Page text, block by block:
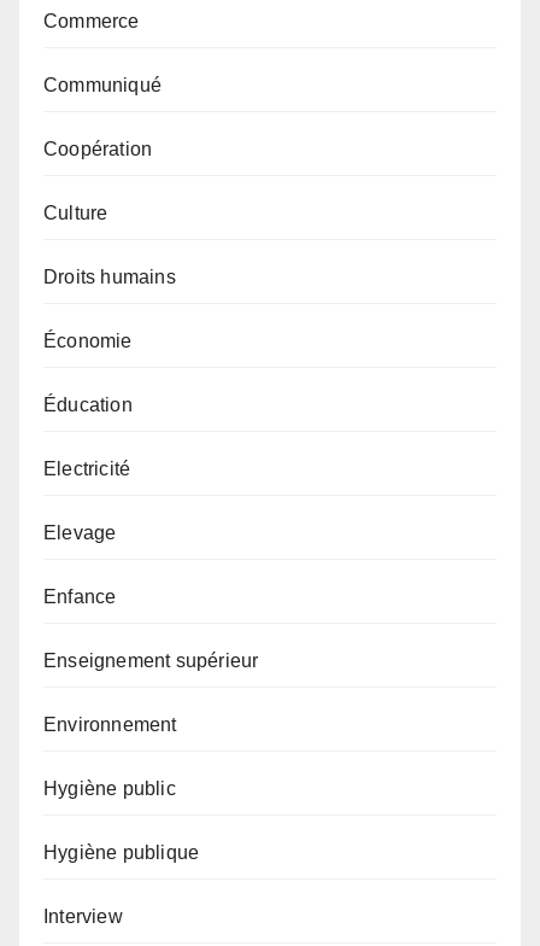
Commerce
Communiqué
Coopération
Culture
Droits humains
Économie
Éducation
Electricité
Elevage
Enfance
Enseignement supérieur
Environnement
Hygiène public
Hygiène publique
Interview